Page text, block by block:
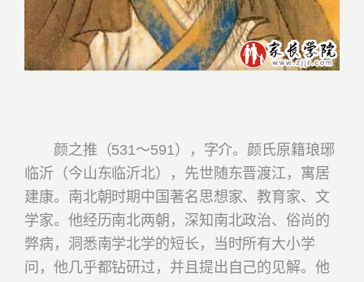
颜之推（531～591），字介。颜氏原籍琅琊
临沂（今山东临沂北），先世随东晋渡江，寓居
建康。南北朝时期中国著名思想家、教育家、文
学家。他经历南北两朝，深知南北政治、俗尚的
弊病，洞悉南学北学的短长，当时所有大小学
问，他几乎都钻研过，并且提出自己的见解。他